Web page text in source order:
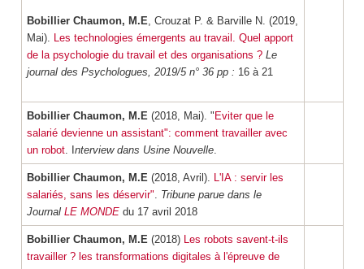
Bobillier Chaumon, M.E , Crouzat P. & Barville N. (2019,
Mai). Les technologies émergents au travail. Quel apport
de la psychologie du travail et des organisations ? Le
journal des Psychologues, 2019/5 n° 36 pp : 16 à 21
Bobillier Chaumon, M.E (2018, Mai). "Eviter que le
salarié devienne un assistant": comment travailler avec
un robot . Interview dans Usine Nouvelle
Bobillier Chaumon, M.E (2018, Avril). L'IA : servir les
salariés, sans les déservir"
Tribune parue dans le
Journal LE MONDE du 17 avril 2018
Bobillier Chaumon, M.E (2018) Les robots savent-t-ils
travailler ? les transformations digitales à l'épreuve de